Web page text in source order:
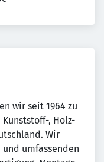
wir seit 1964 zu
, Holz-
Wir
umfassenden